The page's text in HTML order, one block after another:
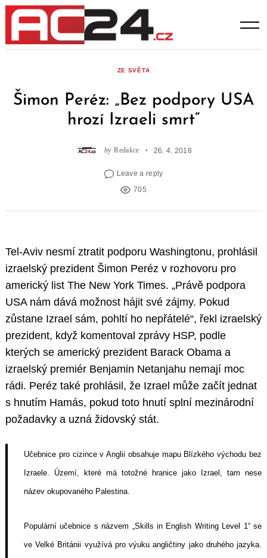
Skip
content
ZE SVĚTA
Šimon Peréz: „Bez podpory USA
hrozí Izraeli smrt“
by Redakce 26. 4. 2018
Leave a reply
705
Tel-Aviv nesmí ztratit podporu Washingtonu, prohlásil
izraelský prezident Šimon Peréz v rozhovoru pro
americký list The New York Times. „Právě podpora
USA nám dává možnost hájit své zájmy. Pokud
zůstane Izrael sám, pohltí ho nepřátelé“, řekl izraelský
prezident, když komentoval zprávy HSP, podle
kterých se americký prezident Barack Obama a
izraelský premiér Benjamin Netanjahu nemají moc
rádi. Peréz také prohlásil, že Izrael může začít jednat
s hnutím Hamás, pokud toto hnutí splní mezinárodní
požadavky a uzná židovský stát.
Učebnice pro cizince v Anglii obsahuje mapu Blízkého východu bez
Izraele. Území, které má totožné hranice jako Izrael, tam nese
název okupovaného Palestina.
Populární učebnice s názvem „Skills in English Writing Level 1“ se
ve Velké Británii využívá pro výuku angličtiny jako druhého jazyka.